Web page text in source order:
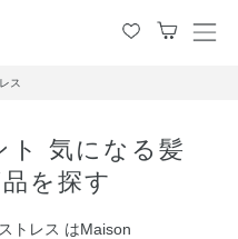
メ
ス
ト 気になる髪
を探す
トレス はMaison